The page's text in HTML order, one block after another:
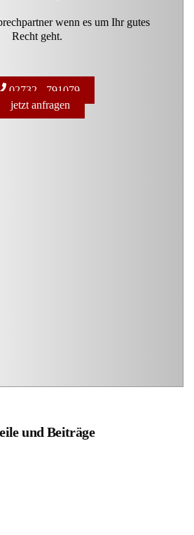
wenn es um Ihr gutes
Recht geht.
02732 - 791079
jetzt anfragen
und Beiträge